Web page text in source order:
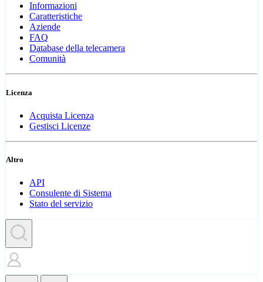
Informazioni
Caratteristiche
Aziende
FAQ
Database della telecamera
Comunità
Licenza
Acquista Licenza
Gestisci Licenze
Altro
API
Consulente di Sistema
Stato del servizio